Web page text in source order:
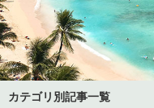
カテゴリ別記事一覧